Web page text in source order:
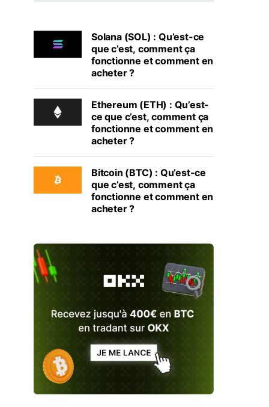
Solana (SOL) : Qu’est-ce
que c’est, comment ça
fonctionne et comment en
acheter ?
Ethereum (ETH) : Qu’est-
ce que c’est, comment ça
fonctionne et comment en
acheter ?
Bitcoin (BTC) : Qu’est-ce
que c’est, comment ça
fonctionne et comment en
acheter ?